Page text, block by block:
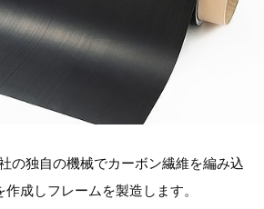
の独自の機械でカーボン繊維を編み込
成しフレームを製造します。